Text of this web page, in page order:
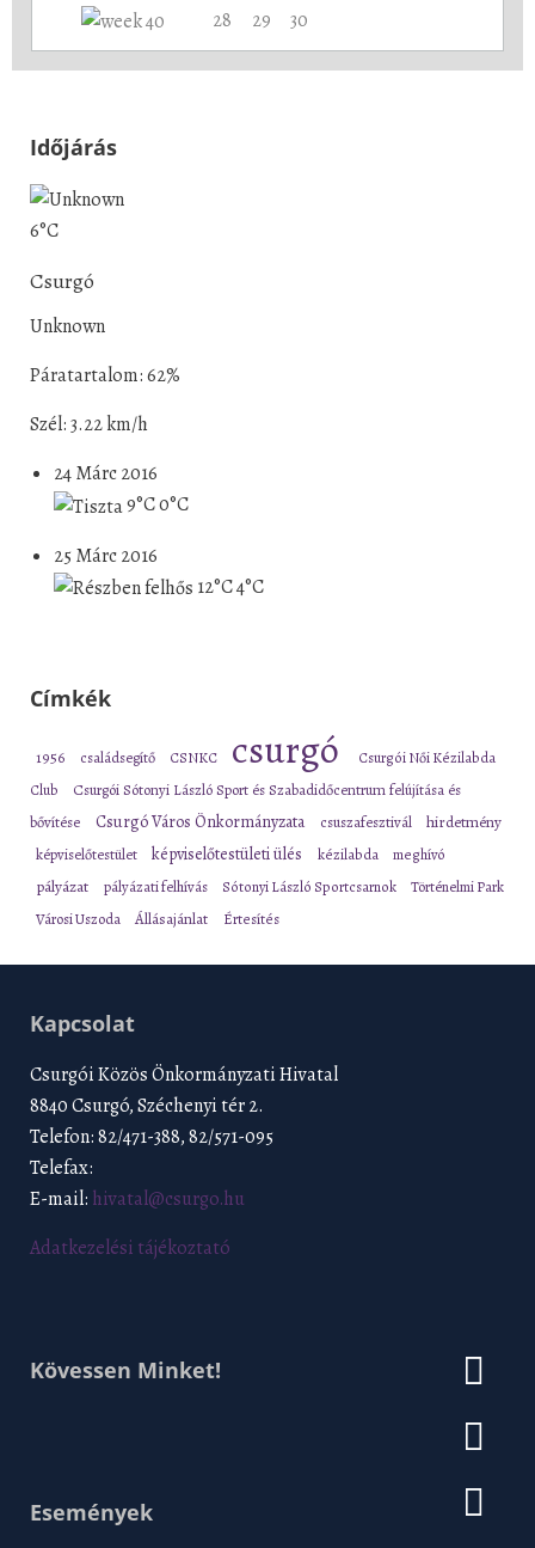
28
29 30
Időjárás
6°C
Csurgó
Unknown
Páratartalom: 62%
Szél: 3.22 km/h
24 Márc 2016
9°C0°C
25 Márc 2016
12°C4°C
Címkék
1956 családsegítő CSNKC csurgó
Csurgói Női Kézilabda
Club
Csurgói Sótonyi László Sport és Szabadidőcentrum felújítása és
bővítése
Csurgó Város Önkormányzata csuszafesztivál hirdetmény
képviselőtestület képviselőtestületi ülés kézilabda meghívó
pályázat pályázati felhívás Sótonyi László Sportcsarnok
Történelmi Park
Városi Uszoda
Állásajánlat Értesítés
Kapcsolat
Csurgói Közös Önkormányzati Hivatal
8840 Csurgó, Széchenyi tér 2.
Telefon: 82/471-388, 82/571-095
Telefax:
E-mail: hivatal@csurgo.hu
Adatkezelési tájékoztató
Kövessen Minket!
Események